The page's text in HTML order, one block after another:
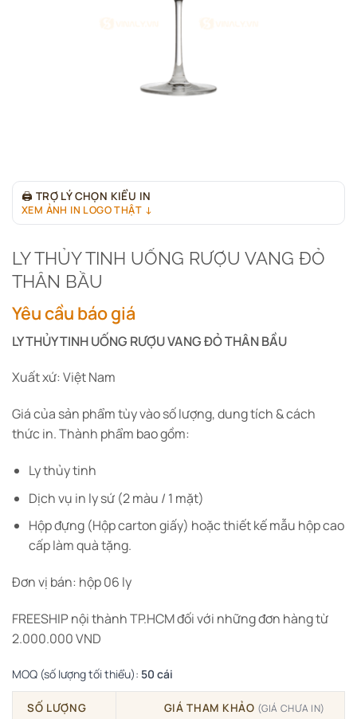
🖨 TRỢ LÝ CHỌN KIỂU IN
XEM ẢNH IN LOGO THẬT ↓
LY THỦY TINH UỐNG RƯỢU VANG ĐỎ
THÂN BẦU
Yêu cầu báo giá
LY THỦY TINH UỐNG RƯỢU VANG ĐỎ THÂN BẦU
Xuất xứ: Việt Nam
Giá của sản phẩm tùy vào số lượng, dung tích & cách
thức in. Thành phẩm bao gồm:
Ly thủy tinh
Dịch vụ in ly sứ (2 màu / 1 mặt)
Hộp đựng (Hộp carton giấy) hoặc thiết kế mẫu hộp cao
cấp làm quà tặng.
Đơn vị bán: hộp 06 ly
FREESHIP nội thành TP.HCM đối với những đơn hàng từ
2.000.000 VND
MOQ (số lượng tối thiểu): 50 cái
SỐ LƯỢNG GIÁ THAM KHẢO (GIÁ CHƯA IN)